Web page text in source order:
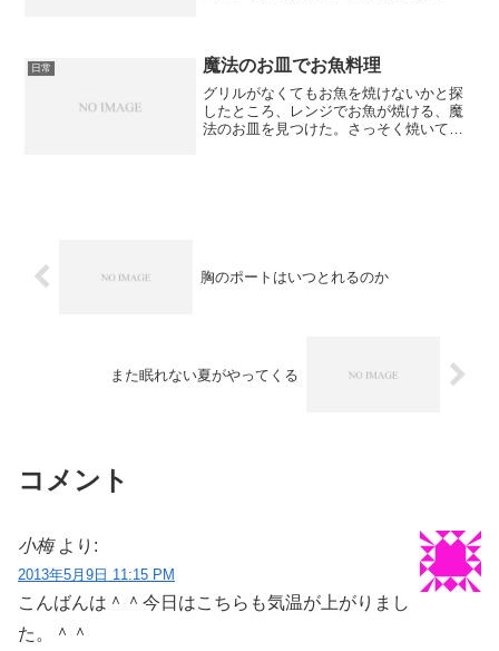
のに、こんな時、歳はと...
日常 魔法のお皿でお魚料理
グリルがなくてもお魚を焼けないかと探
したところ、レンジでお魚が焼ける、魔
法のお皿を見つけた。さっそく焼いてみ
胸のポートはいつとれるのか
また眠れない夏がやってくる
コメント
小梅 より:
2013年5月9日 11:15 PM
こんばんは＾＾今日はこちらも気温が上がりまし
た。＾＾